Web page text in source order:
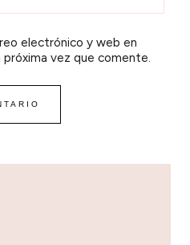
electrónico y web en
vez que comente.